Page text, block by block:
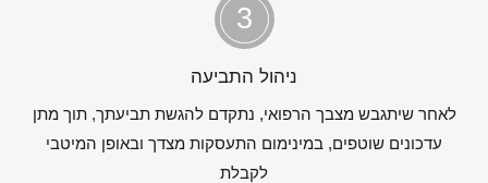
3
ניהול התביעה
לאחר שיתגבש מצבך הרפואי, נתקדם להגשת תביעתך, תוך מתן
עדכונים שוטפים, במינימום התעסקות מצדך ובאופן המיטבי
לקבלת